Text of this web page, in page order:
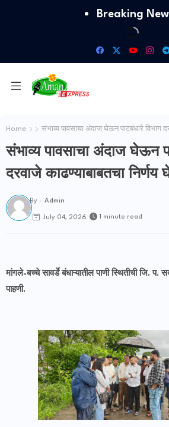
Breaking
Home संभाव्य पावसाचा अंदाज घेऊन पाटबंधारे विभाग
संभाव्य पावसाचा अंदाज घेऊन
दरवाजे काढण्याबाबतचा निर्णय
By - Admin
July 04, 2026 1 minute read
मांगले-बच्चे सावर्डे बंधाऱ्यातील पाणी स्थितीची जि. प.
पाहणी.